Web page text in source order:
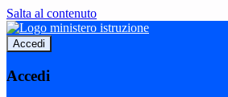
Salta al contenuto
Accedi
Accedi